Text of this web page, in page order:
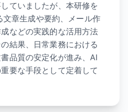
ていましたが、本研修を
章生成や要約、メール作
などの実践的な活用方法
結果、日常業務における
品質の安定化が進み、AI
要な手段として定着して